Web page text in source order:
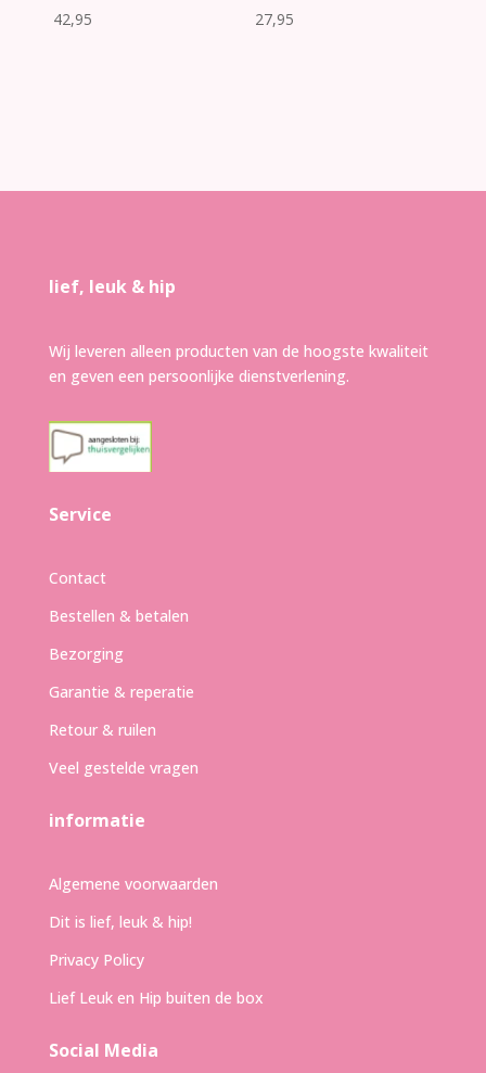
42,95
27,95
lief, leuk & hip
Wij leveren alleen producten van de hoogste kwaliteit
en geven een persoonlijke dienstverlening.
Service
Contact
Bestellen & betalen
Bezorging
Garantie & reperatie
Retour & ruilen
Veel gestelde vragen
informatie
Algemene voorwaarden
Dit is lief, leuk & hip!
Privacy Policy
Lief Leuk en Hip buiten de box
Social Media